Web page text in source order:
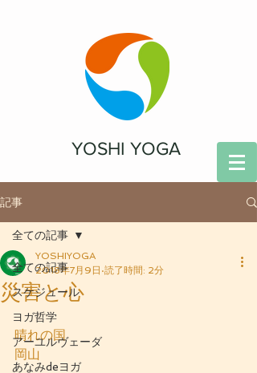
YOSHI YOGA
記事
全ての記事
スケジュール
ヨガ哲学
アーユルヴェーダ
あなみdeヨガ
全ての記事
災害と心
YOSHIYOGA
2018年7月9日 読了時間: 2分
晴れの国
岡山